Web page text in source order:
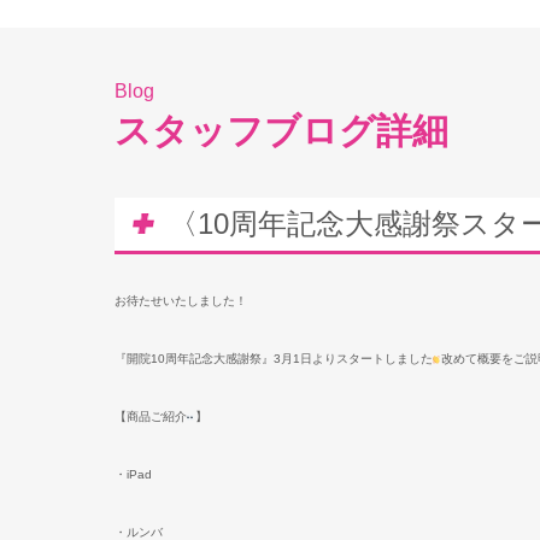
Blog
スタッフブログ詳細
〈10周年記念大感謝祭スタ
お待たせいたしました！
『開院10 周年記念大感謝祭』 3 月 1 日よりスタートしました 改めて概要をご
【商品ご紹介 】
・ iPad
・ルンバ